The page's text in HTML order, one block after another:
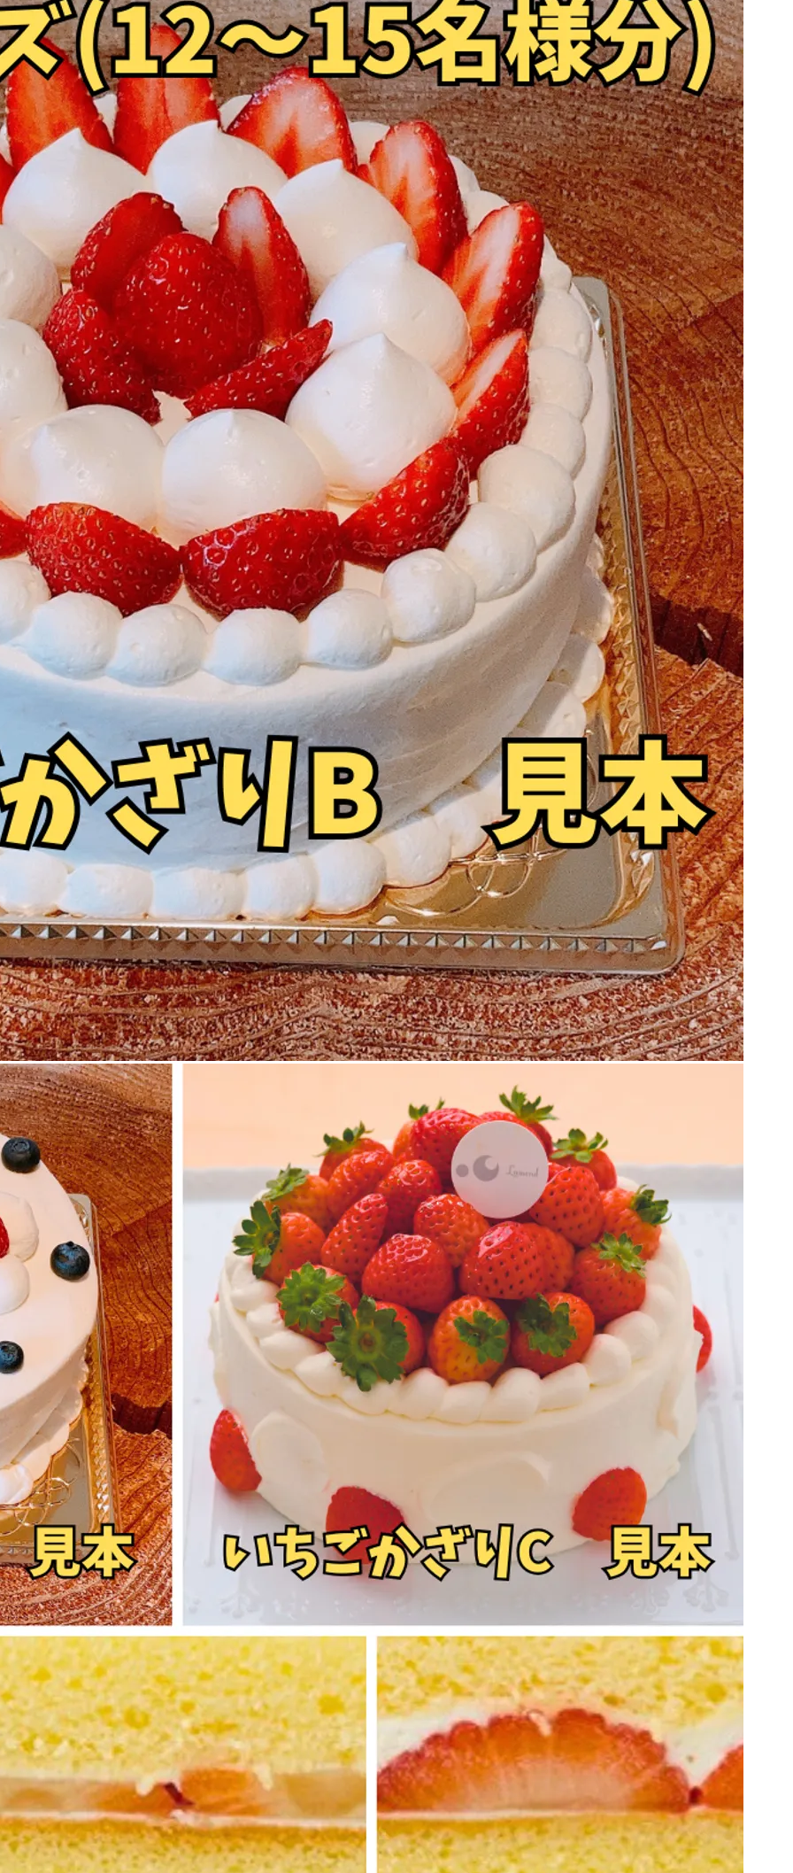
由にお選びできます。
。7文字程度まで（記入がない場合、お誕生日おめでとうのみの記載となります）
。20文字程度まで（例：Happy Birthday、結婚おめでとう等） +￥0